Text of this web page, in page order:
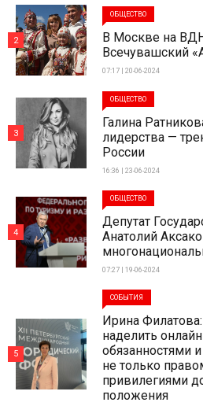
ОБЩЕСТВО
В Москве на
Всечувашский
07:17 | 20-06-2024
2
ОБЩЕСТВО
Галина
лидерства —
России
16:36 | 23-06-2024
3
ОБЩЕСТВО
Депутат
Анатолий
07:27 | 19-06-2024
4
СОБЫТИЯ
Ирина
наделить
обязанностями
не только
привилегиями
положения
5